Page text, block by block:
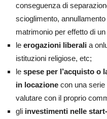
conseguenza di
scioglimento,
matrimonio per effetto di
le erogazioni liberali a
istituzioni religiose, etc;
le spese per l’acquisto o
in locazione con una serie
valutare con il proprio
gli investimenti nelle